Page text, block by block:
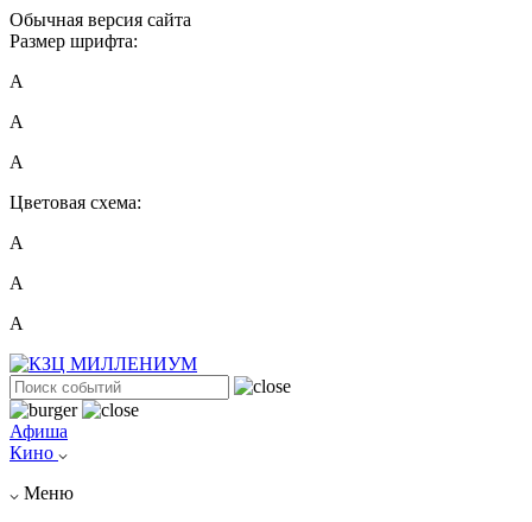
Обычная версия сайта
Размер шрифта:
A
A
A
Цветовая схема:
А
А
А
Афиша
Кино
Меню